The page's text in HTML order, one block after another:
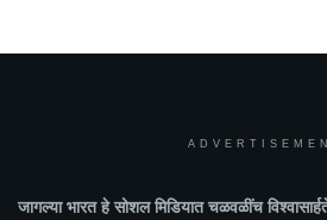
जागल्या भारतहे सोशल मिडियात चळवळींच